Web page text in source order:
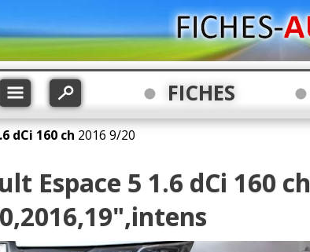
FICHES
dCi 160 ch 2016 9/20
Espace 5 1.6 dCi 160 ch